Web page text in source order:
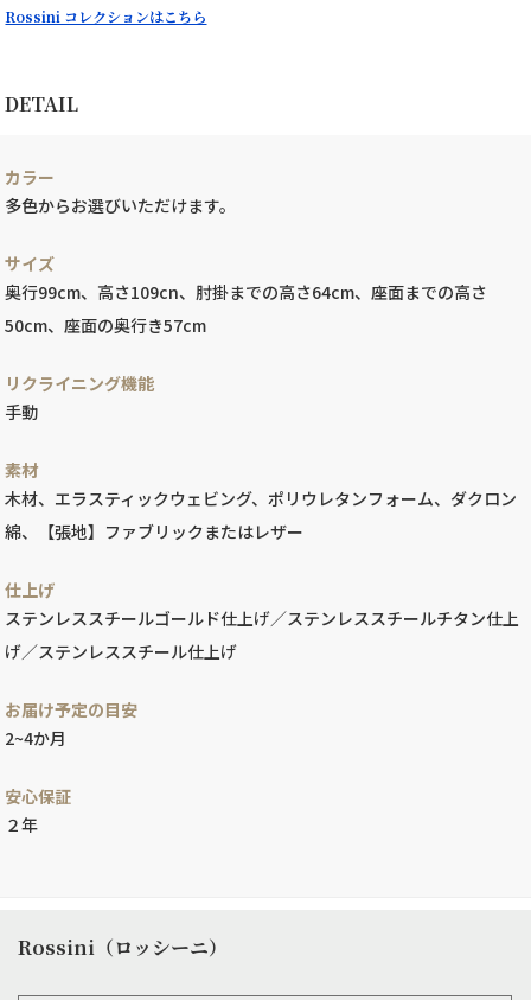
Rossini コレクションはこちら
DETAIL
カラー
多色からお選びいただけます。
サイズ
奥行99cm、高さ109cn、肘掛までの高さ64cm、座面までの高さ
50cm、座面の奥行き57cm
リクライニング機能
手動
素材
木材、エラスティックウェビング、ポリウレタンフォーム、ダクロン
綿、【張地】ファブリックまたはレザー
仕上げ
ステンレススチールゴールド仕上げ／ステンレススチールチタン仕上
げ／ステンレススチール仕上げ
お届け予定の目安
2~4か月
安心保証
２年
Rossini（ロッシーニ）